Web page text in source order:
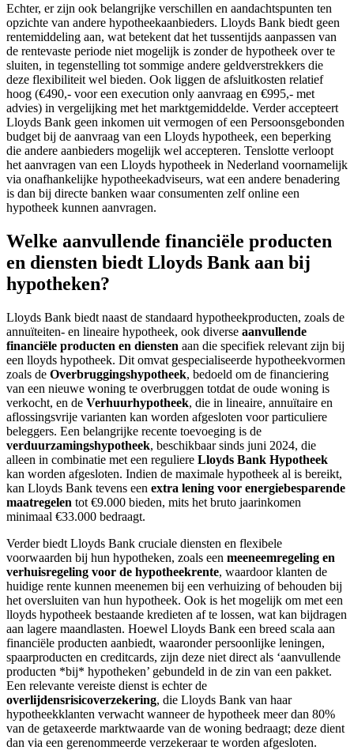
Echter, er zijn ook belangrijke verschillen en aandachtspunten ten
opzichte van andere hypotheekaanbieders. Lloyds Bank biedt geen
rentemiddeling aan, wat betekent dat het tussentijds aanpassen van
de rentevaste periode niet mogelijk is zonder de hypotheek over te
sluiten, in tegenstelling tot sommige andere geldverstrekkers die
deze flexibiliteit wel bieden. Ook liggen de afsluitkosten relatief
hoog (€490,- voor een execution only aanvraag en €995,- met
advies) in vergelijking met het marktgemiddelde. Verder accepteert
Lloyds Bank geen inkomen uit vermogen of een Persoonsgebonden
budget bij de aanvraag van een Lloyds hypotheek, een beperking
die andere aanbieders mogelijk wel accepteren. Tenslotte verloopt
het aanvragen van een Lloyds hypotheek in Nederland voornamelijk
via onafhankelijke hypotheekadviseurs, wat een andere benadering
is dan bij directe banken waar consumenten zelf online een
hypotheek kunnen aanvragen.
Welke aanvullende financiële producten
en diensten biedt Lloyds Bank aan bij
hypotheken?
Lloyds Bank biedt naast de standaard hypotheekproducten, zoals de
annuïteiten- en lineaire hypotheek, ook diverse aanvullende
financiële producten en diensten aan die specifiek relevant zijn bij
een lloyds hypotheek. Dit omvat gespecialiseerde hypotheekvormen
zoals de Overbruggingshypotheek, bedoeld om de financiering
van een nieuwe woning te overbruggen totdat de oude woning is
verkocht, en de Verhuurhypotheek, die in lineaire, annuïtaire en
aflossingsvrije varianten kan worden afgesloten voor particuliere
beleggers. Een belangrijke recente toevoeging is de
verduurzamingshypotheek, beschikbaar sinds juni 2024, die
alleen in combinatie met een reguliere Lloyds Bank Hypotheek
kan worden afgesloten. Indien de maximale hypotheek al is bereikt,
kan Lloyds Bank tevens een extra lening voor energiebesparende
maatregelen tot €9.000 bieden, mits het bruto jaarinkomen
minimaal €33.000 bedraagt.
Verder biedt Lloyds Bank cruciale diensten en flexibele
voorwaarden bij hun hypotheken, zoals een meeneemregeling en
verhuisregeling voor de hypotheekrente, waardoor klanten de
huidige rente kunnen meenemen bij een verhuizing of behouden bij
het oversluiten van hun hypotheek. Ook is het mogelijk om met een
lloyds hypotheek bestaande kredieten af te lossen, wat kan bijdragen
aan lagere maandlasten. Hoewel Lloyds Bank een breed scala aan
financiële producten aanbiedt, waaronder persoonlijke leningen,
spaarproducten en creditcards, zijn deze niet direct als ‘aanvullende
producten *bij* hypotheken’ gebundeld in de zin van een pakket.
Een relevante vereiste dienst is echter de
overlijdensrisicoverzekering, die Lloyds Bank van haar
hypotheekklanten verwacht wanneer de hypotheek meer dan 80%
van de getaxeerde marktwaarde van de woning bedraagt; deze dient
dan via een gerenommeerde verzekeraar te worden afgesloten.